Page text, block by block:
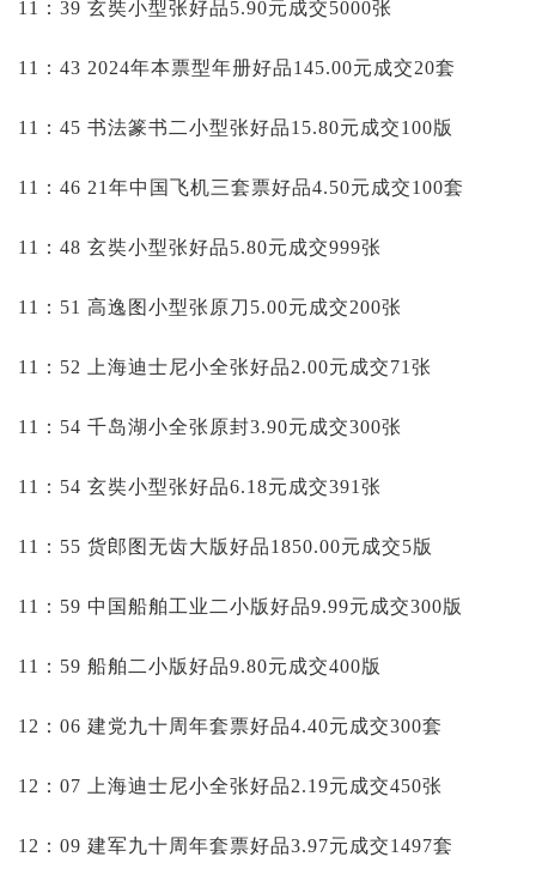
11：39 玄奘小型张好品5.90元成交5000张
11：43 2024年本票型年册好品145.00元成交20套
11：45 书法篆书二小型张好品15.80元成交100版
11：46 21年中国飞机三套票好品4.50元成交100套
11：48 玄奘小型张好品5.80元成交999张
11：51 高逸图小型张原刀5.00元成交200张
11：52 上海迪士尼小全张好品2.00元成交71张
11：54 千岛湖小全张原封3.90元成交300张
11：54 玄奘小型张好品6.18元成交391张
11：55 货郎图无齿大版好品1850.00元成交5版
11：59 中国船舶工业二小版好品9.99元成交300版
11：59 船舶二小版好品9.80元成交400版
12：06 建党九十周年套票好品4.40元成交300套
12：07 上海迪士尼小全张好品2.19元成交450张
12：09 建军九十周年套票好品3.97元成交1497套